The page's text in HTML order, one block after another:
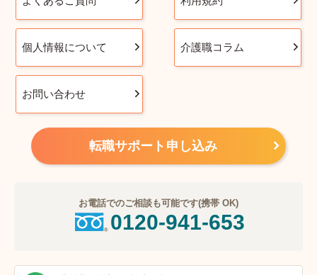
個人情報について 介護職コラム
お問い合わせ
転職サポート申し込み
お電話でのご相談も可能です(携帯 OK)
0120-941-653